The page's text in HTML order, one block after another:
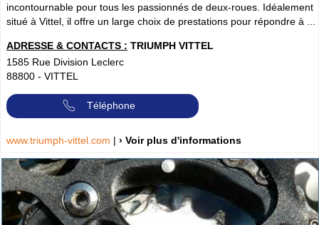
incontournable pour tous les passionnés de deux-roues. Idéalement
situé à Vittel, il offre un large choix de prestations pour répondre à ...
ADRESSE & CONTACTS : TRIUMPH VITTEL
1585 Rue Division Leclerc
88800 - VITTEL
Téléphone
www.triumph-vittel.com | › Voir plus d'informations